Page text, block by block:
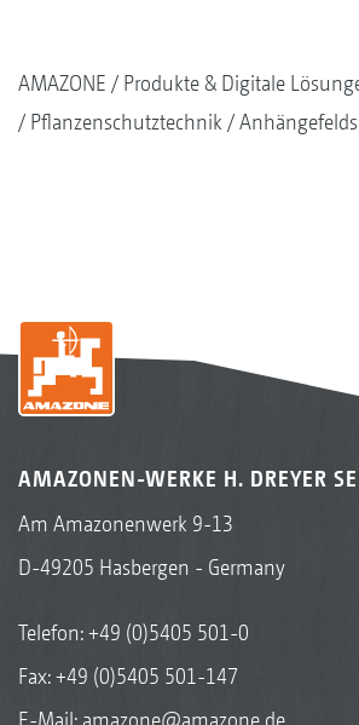
AMAZONE
Produkte & Digitale
Pflanzenschutztechnik
AMAZONEN-WERKE H. DREYER
Am Amazonenwerk 9-13
D-49205 Hasbergen - Germany
Telefon:+49 (0)5405 501-0
Fax: +49 (0)5405 501-147
E-Mail: amazone@amazone.de